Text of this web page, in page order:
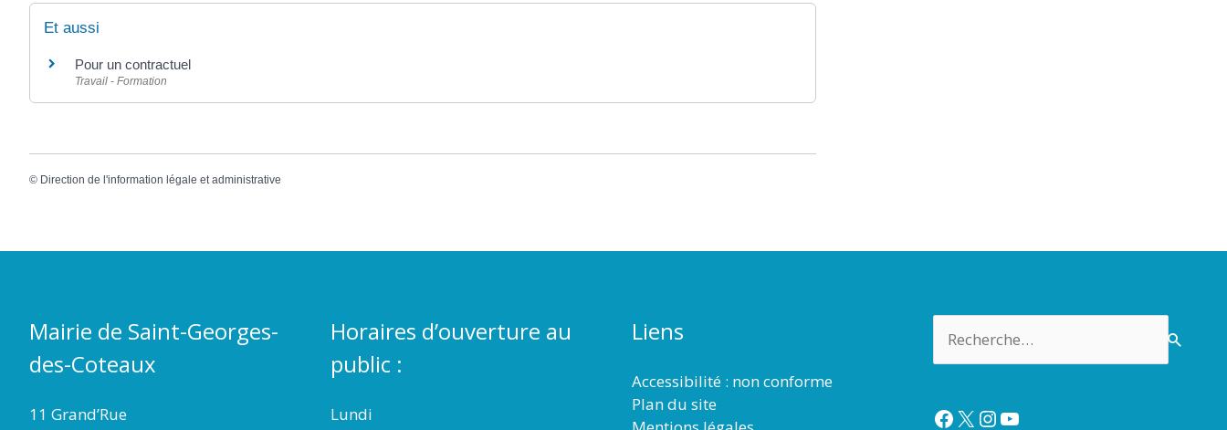
Et aussi
Pour un contractuel
Travail - Formation
© Direction de l'information légale et administrative
Mairie de Saint-Georges-
des-Coteaux
11 Grand’Rue
Horaires d’ouverture au
public :
Lundi
Liens
Accessibilité : non conforme
Plan du site
Facebook
X Instagram
YouTube